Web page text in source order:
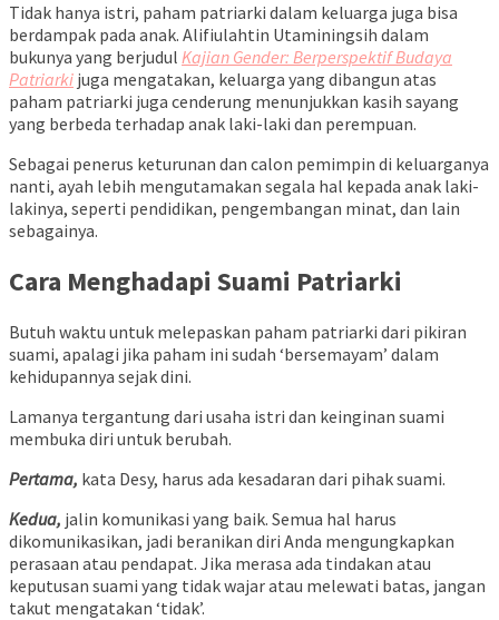
Tidak hanya istri, paham patriarki dalam keluarga juga bisa
berdampak pada anak. Alifiulahtin Utaminingsih dalam
bukunya yang berjudul Kajian Gender: Berperspektif Budaya
Patriarki juga mengatakan, keluarga yang dibangun atas
paham patriarki juga cenderung menunjukkan kasih sayang
yang berbeda terhadap anak laki-laki dan perempuan.
Sebagai penerus keturunan dan calon pemimpin di keluarganya
nanti, ayah lebih mengutamakan segala hal kepada anak laki-
lakinya, seperti pendidikan, pengembangan minat, dan lain
sebagainya.
Cara Menghadapi Suami Patriarki
Butuh waktu untuk melepaskan paham patriarki dari pikiran
suami, apalagi jika paham ini sudah ‘bersemayam’ dalam
kehidupannya sejak dini.
Lamanya tergantung dari usaha istri dan keinginan suami
membuka diri untuk berubah.
Pertama, kata Desy, harus ada kesadaran dari pihak suami.
Kedua, jalin komunikasi yang baik. Semua hal harus
dikomunikasikan, jadi beranikan diri Anda mengungkapkan
perasaan atau pendapat. Jika merasa ada tindakan atau
keputusan suami yang tidak wajar atau melewati batas, jangan
takut mengatakan ‘tidak’.